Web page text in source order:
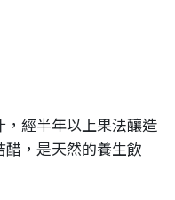
經半年以上果法釀造
，是天然的養生飲